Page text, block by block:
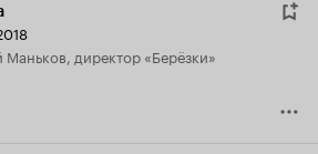
Маньков, директор «Берёзки»